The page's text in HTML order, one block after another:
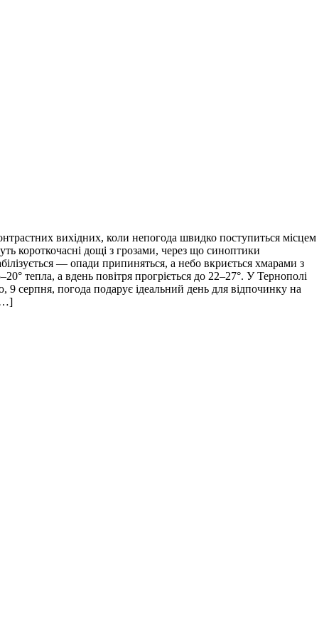
вихідних, коли непогода швидко поступиться місцем
короткочасні дощі з грозами, через що синоптики
— опади припиняться, а небо вкриється хмарами з
тепла, а вдень повітря прогріється до 22–27°. У Тернополі
серпня, погода подарує ідеальний день для відпочинку на